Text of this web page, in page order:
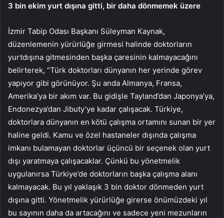
3 bin ekim yurt dışına gitti, bir daha dönmemek üzere
İzmir Tabip Odası Başkanı Süleyman Kaynak,
düzenlemenin yürürlüğe girmesi halinde doktorların
yurtdışına gitmesinden başka çaresinin kalmayacağını
belirterek, “Türk doktorları dünyanın her yerinde görev
yapıyor gibi görünüyor. Şu anda Almanya, Fransa,
Amerika’ya bir akım var. Bu gidişle Tayland’dan Japonya’ya,
Endonezya’dan Jibuty’ye kadar çalışacak. Türkiye,
doktorlara dünyanın en kötü çalışma ortamını sunan bir yer
haline geldi. Kamu ve özel hastaneler dışında çalışma
imkanı bulamayan doktorlar üçüncü bir seçenek olan yurt
dışı yaratmaya çalışacaklar. Çünkü bu yönetmelik
uygulanırsa Türkiye’de doktorların başka çalışma alanı
kalmayacak. Bu yıl yaklaşık 3 bin doktor dönmeden yurt
dışına gitti. Yönetmelik yürürlüğe girerse önümüzdeki yıl
bu sayının daha da artacağını ve sadece yeni mezunların